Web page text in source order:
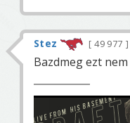
Stez 49 977
Bazdmeg ezt nem